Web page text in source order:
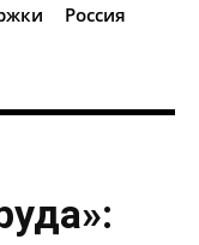
Россия